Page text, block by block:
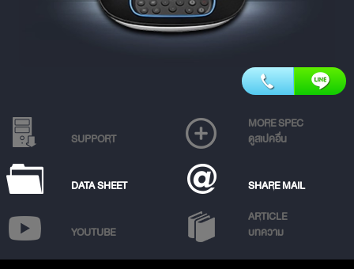
SUPPORT
MORE SPEC
ดูสเปคอื่น
DATA SHEET SHARE MAIL
YOUTUBE
ARTICLE
บทความ